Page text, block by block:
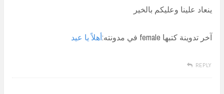
ينعاد علينا وعليكم بالخير
آخر تدوينة كتبها female في مدونته: أهلاً يا عيد
REPLY